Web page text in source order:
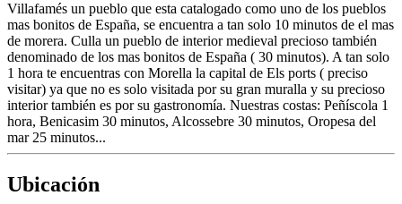
Villafamés un pueblo que esta catalogado como uno de los pueblos
mas bonitos de España, se encuentra a tan solo 10 minutos de el mas
de morera. Culla un pueblo de interior medieval precioso también
denominado de los mas bonitos de España ( 30 minutos). A tan solo
1 hora te encuentras con Morella la capital de Els ports ( preciso
visitar) ya que no es solo visitada por su gran muralla y su precioso
interior también es por su gastronomía. Nuestras costas: Peñíscola 1
hora, Benicasim 30 minutos, Alcossebre 30 minutos, Oropesa del
mar 25 minutos...
Ubicación